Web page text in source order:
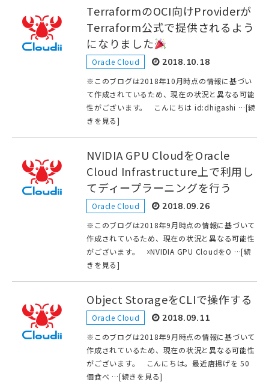
TerraformのOCI向けProviderが
Terraform公式で提供されるよう
になりました
Oracle Cloud 2018.10.18
※このブログは2018年10月時点の情報に基づい
て作成されているため、現在の状況と異なる可能
性がございます。 こんにちは id:dhigashi …[続
きを見る]
NVIDIA GPU CloudをOracle
Cloud Infrastructure上で利用し
てディープラーニングを行う
Oracle Cloud 2018.09.26
※このブログは2018年9月時点の情報に基づいて
作成されているため、現在の状況と異なる可能性
がございます。 ☓NVIDIA GPU CloudをO …[続
きを見る]
Object StorageをCLIで操作する
Oracle Cloud 2018.09.11
※このブログは2018年9月時点の情報に基づいて
作成されているため、現在の状況と異なる可能性
がございます。 こんにちは。最近唐揚げを 50
個食べ …[続きを見る]